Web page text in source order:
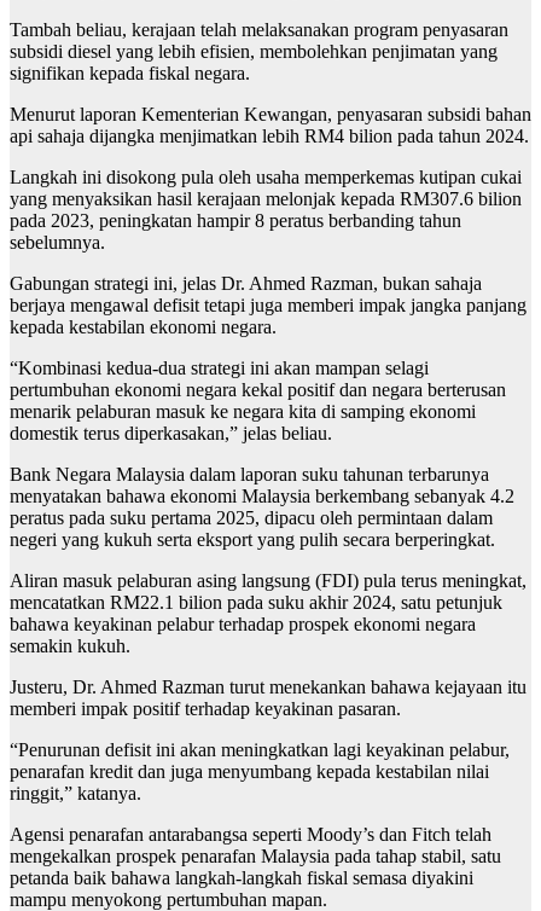
Tambah beliau, kerajaan telah melaksanakan program penyasaran
subsidi diesel yang lebih efisien, membolehkan penjimatan yang
signifikan kepada fiskal negara.
Menurut laporan Kementerian Kewangan, penyasaran subsidi bahan
api sahaja dijangka menjimatkan lebih RM4 bilion pada tahun 2024.
Langkah ini disokong pula oleh usaha memperkemas kutipan cukai
yang menyaksikan hasil kerajaan melonjak kepada RM307.6 bilion
pada 2023, peningkatan hampir 8 peratus berbanding tahun
sebelumnya.
Gabungan strategi ini, jelas Dr. Ahmed Razman, bukan sahaja
berjaya mengawal defisit tetapi juga memberi impak jangka panjang
kepada kestabilan ekonomi negara.
“Kombinasi kedua-dua strategi ini akan mampan selagi
pertumbuhan ekonomi negara kekal positif dan negara berterusan
menarik pelaburan masuk ke negara kita di samping ekonomi
domestik terus diperkasakan,” jelas beliau.
Bank Negara Malaysia dalam laporan suku tahunan terbarunya
menyatakan bahawa ekonomi Malaysia berkembang sebanyak 4.2
peratus pada suku pertama 2025, dipacu oleh permintaan dalam
negeri yang kukuh serta eksport yang pulih secara berperingkat.
Aliran masuk pelaburan asing langsung (FDI) pula terus meningkat,
mencatatkan RM22.1 bilion pada suku akhir 2024, satu petunjuk
bahawa keyakinan pelabur terhadap prospek ekonomi negara
semakin kukuh.
Justeru, Dr. Ahmed Razman turut menekankan bahawa kejayaan itu
memberi impak positif terhadap keyakinan pasaran.
“Penurunan defisit ini akan meningkatkan lagi keyakinan pelabur,
penarafan kredit dan juga menyumbang kepada kestabilan nilai
ringgit,” katanya.
Agensi penarafan antarabangsa seperti Moody’s dan Fitch telah
mengekalkan prospek penarafan Malaysia pada tahap stabil, satu
petanda baik bahawa langkah-langkah fiskal semasa diyakini
mampu menyokong pertumbuhan mapan.